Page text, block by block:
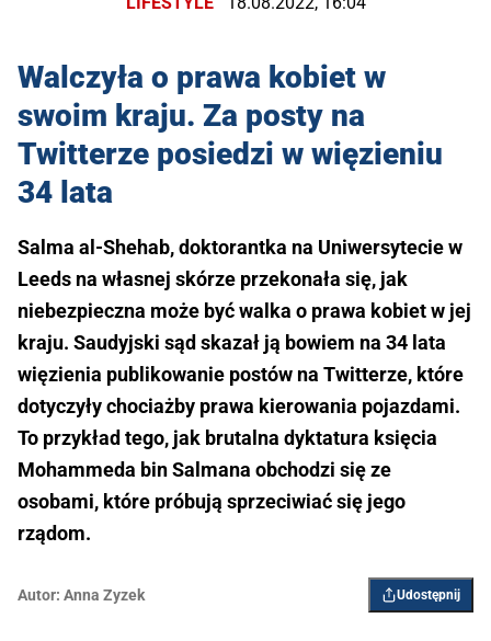
Walczyła o prawa kobiet w
swoim kraju. Za posty na
Twitterze posiedzi w więzieniu
34 lata
Salma al-Shehab, doktorantka na Uniwersytecie w
Leeds na własnej skórze przekonała się, jak
niebezpieczna może być walka o prawa kobiet w jej
kraju. Saudyjski sąd skazał ją bowiem na 34 lata
więzienia publikowanie postów na Twitterze, które
dotyczyły chociażby prawa kierowania pojazdami.
To przykład tego, jak brutalna dyktatura księcia
Mohammeda bin Salmana obchodzi się ze
osobami, które próbują sprzeciwiać się jego
rządom.
Autor: Anna Zyzek Udostępnij